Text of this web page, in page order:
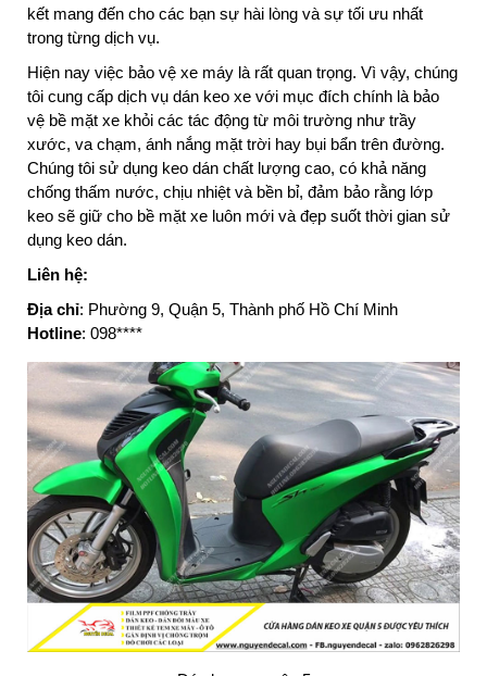
kết mang đến cho các bạn sự hài lòng và sự tối ưu nhất
trong từng dịch vụ.
Hiện nay việc bảo vệ xe máy là rất quan trọng. Vì vậy, chúng
tôi cung cấp dịch vụ dán keo xe với mục đích chính là bảo
vệ bề mặt xe khỏi các tác động từ môi trường như trầy
xước, va chạm, ánh nắng mặt trời hay bụi bẩn trên đường.
Chúng tôi sử dụng keo dán chất lượng cao, có khả năng
chống thấm nước, chịu nhiệt và bền bỉ, đảm bảo rằng lớp
keo sẽ giữ cho bề mặt xe luôn mới và đẹp suốt thời gian sử
dụng keo dán.
Liên hệ:
Địa chỉ: Phường 9, Quận 5, Thành phố Hồ Chí Minh
Hotline: 098****